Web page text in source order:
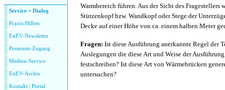
Service + Dialog
Praxis-Hilfen
EnEV-Newsletter
Premium-Zugang
Medien-Service
EnEV-Archiv
Kontakt Portal
Warmbereich führen. Aus der Sicht des Fragestellers
Stützenkopf bzw. Wandkopf oder Stege der
Decke auf einer Höhe von ca. einem halben Meter
Fragen: Ist diese Ausführung anerkannte Regel der
Auslegungen die diese Art und Weise der
festschreiben? Ist diese Art von Wärmebrücken
untersuchen?